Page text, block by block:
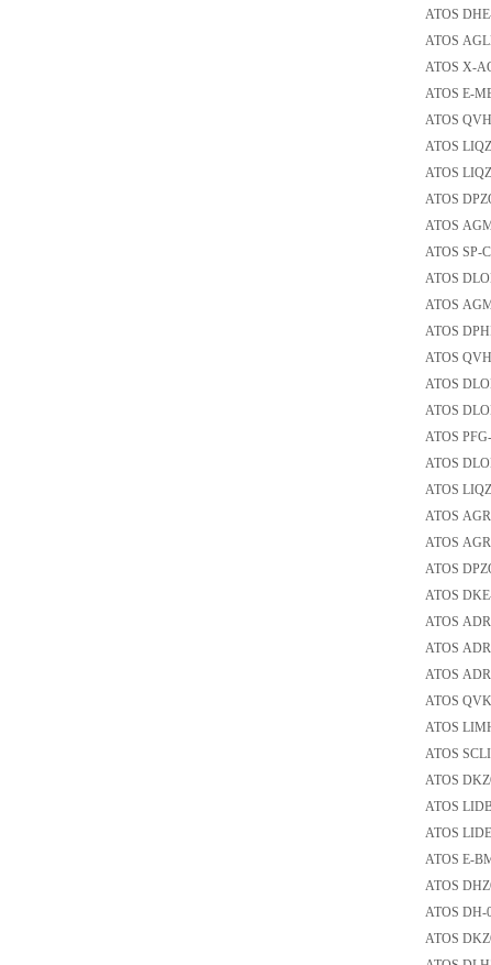
ATOS
ATOS
ATOS
ATOS E-
ATOS
ATOS
ATOS
ATOS
ATOS
ATOS
ATOS
ATOS
ATOS
ATOS
ATOS
ATOS
ATOS
ATOS
ATOS
ATOS
ATOS
ATOS
ATOS
ATOS
ATOS
ATOS
ATOS
ATOS
ATOS
ATOS
ATOS
ATOS
ATOS
ATOS
ATOS
ATOS